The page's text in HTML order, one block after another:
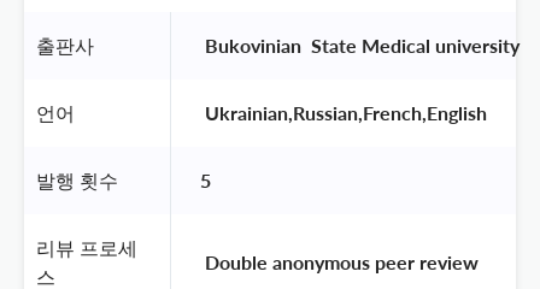
출판사 Bukovinian  State Medical university
언어 Ukrainian,Russian,French,English
발행 횟수 5
리뷰 프로세
스
Double anonymous peer review